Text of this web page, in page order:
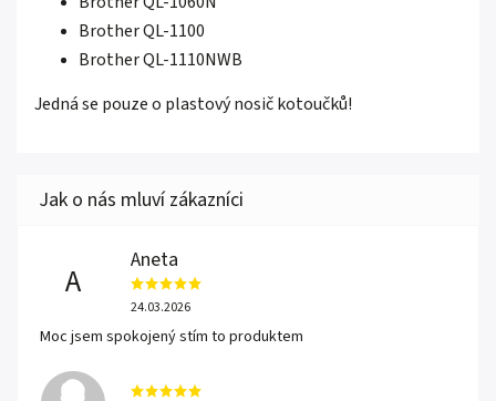
Brother QL-1100
Brother QL-1110NWB
Jedná se pouze o plastový nosič kotoučků!
A
Aneta
24.03.2026
Moc jsem spokojený stím to produktem